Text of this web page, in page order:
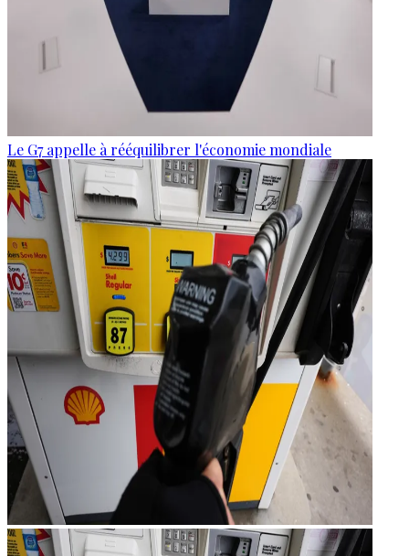
Le G7 appelle à rééquilibrer l'économie mondiale